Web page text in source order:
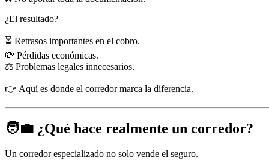
¿El resultado?
⏳ Retrasos importantes en el cobro.
💸 Pérdidas económicas.
⚖️ Problemas legales innecesarios.
👉 Aquí es donde el corredor marca la diferencia.
🧑‍💼 ¿Qué hace realmente un corredor?
Un corredor especializado no solo vende el seguro.